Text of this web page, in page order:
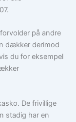
på andre
dækker derimod
du for eksempel
De frivillige
stadig har en